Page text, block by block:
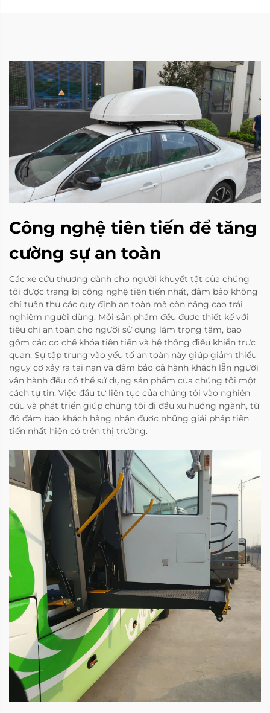
Công nghệ tiên tiến để tăng
cường sự an toàn
Các xe cứu thương dành cho người khuyết tật của chúng
tôi được trang bị công nghệ tiên tiến nhất, đảm bảo không
chỉ tuân thủ các quy định an toàn mà còn nâng cao trải
nghiệm người dùng. Mỗi sản phẩm đều được thiết kế với
tiêu chí an toàn cho người sử dụng làm trọng tâm, bao
gồm các cơ chế khóa tiên tiến và hệ thống điều khiển trực
quan. Sự tập trung vào yếu tố an toàn này giúp giảm thiểu
nguy cơ xảy ra tai nạn và đảm bảo cả hành khách lẫn người
vận hành đều có thể sử dụng sản phẩm của chúng tôi một
cách tự tin. Việc đầu tư liên tục của chúng tôi vào nghiên
cứu và phát triển giúp chúng tôi đi đầu xu hướng ngành, từ
đó đảm bảo khách hàng nhận được những giải pháp tiên
tiến nhất hiện có trên thị trường.